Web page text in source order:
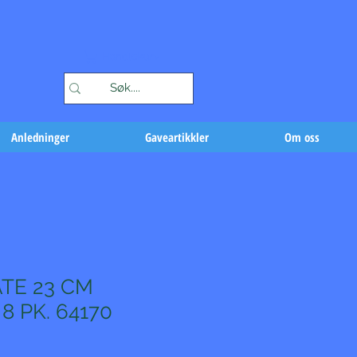
Anledninger Gaveartikkler Om oss
23 CM
PK. 64170